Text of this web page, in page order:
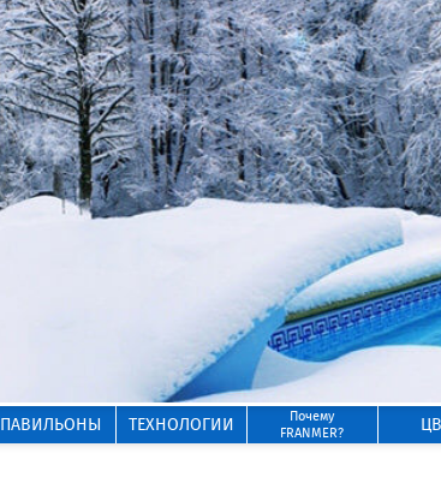
ПАВИЛЬОНЫ ТЕХНОЛОГИИ
Почему
FRANMER?